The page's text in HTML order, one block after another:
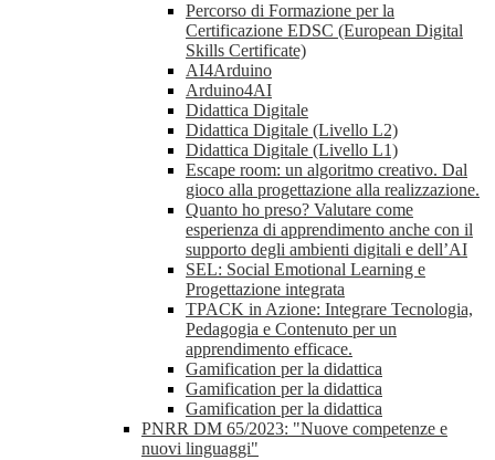
Percorso di Formazione per la
Certificazione EDSC (European Digital
Skills Certificate)
AI4Arduino
Arduino4AI
Didattica Digitale
Didattica Digitale (Livello L2)
Didattica Digitale (Livello L1)
Escape room: un algoritmo creativo. Dal
gioco alla progettazione alla realizzazione.
Quanto ho preso? Valutare come
esperienza di apprendimento anche con il
supporto degli ambienti digitali e dell’AI
SEL: Social Emotional Learning e
Progettazione integrata
TPACK in Azione: Integrare Tecnologia,
Pedagogia e Contenuto per un
apprendimento efficace.
Gamification per la didattica
Gamification per la didattica
Gamification per la didattica
PNRR DM 65/2023: "Nuove competenze e
nuovi linguaggi"